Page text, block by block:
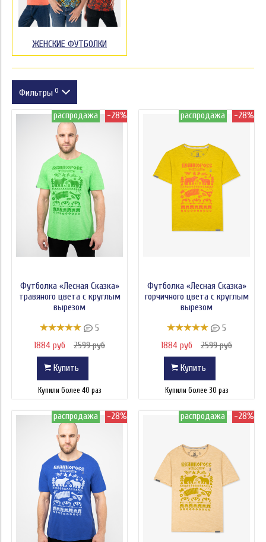
ЖЕНСКИЕ ФУТБОЛКИ
Фильтры 0
Модель
Вес, кг
Цена
распродажа -28%
Футболка «Лесная Сказка»
травяного цвета с круглым
вырезом
5
1884 руб
2599 руб
Купить
Купили более 40 раз
распродажа -28%
Футболка «Лесная Сказка»
горчичного цвета с круглым
вырезом
5
1884 руб
2599 руб
Купить
Купили более 30 раз
распродажа -28% распродажа -28%